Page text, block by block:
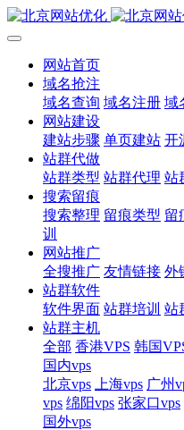
网站首页
域名抢注
域名查询 域名注册 域
网站建设
建站步骤 单页建站 开
站群代做
站群类型 站群代理 站
搜索留痕
搜索整理 留痕类型 留
训
网站推广
全搜推广 友情链接 外
站群软件
软件界面 站群培训 站
站群主机
全部 香港VPS 韩国
国内vps
北京vps
上海vps 广州
vps 绵阳vps 张家口vps
国外vps